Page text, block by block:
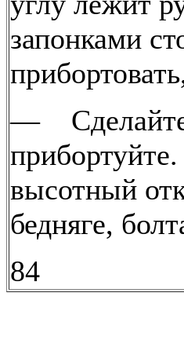
запонками
— Сделайте
высотный
бедняге,
84